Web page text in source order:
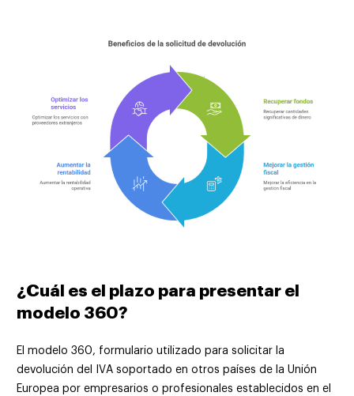
¿Cuál es el plazo para presentar el
modelo 360?
El modelo 360, formulario utilizado para solicitar la
devolución del IVA soportado en otros países de la Unión
Europea por empresarios o profesionales establecidos en el